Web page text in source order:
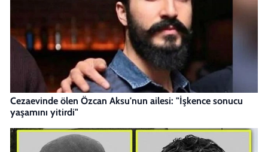
Cezaevinde ölen Özcan Aksu'nun ailesi: "İşkence sonucu
yaşamını yitirdi"